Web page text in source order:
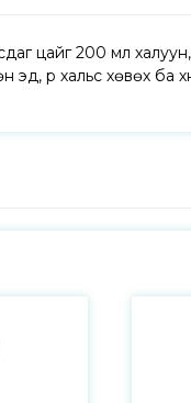
цайг 200 мл
үр хальс хөвөх ба